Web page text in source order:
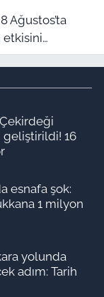
etkisini
Çekirdeği
geliştirildi! 16
esnafa şok:
1 milyon
yolunda
adım: Tarih